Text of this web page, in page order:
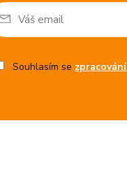
Souhlasím se